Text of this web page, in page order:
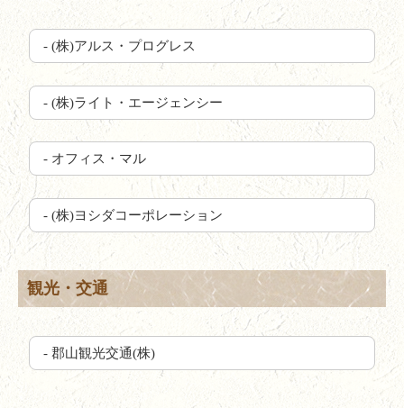
- (株)アルス・プログレス
- (株)ライト・エージェンシー
- オフィス・マル
- (株)ヨシダコーポレーション
観光・交通
- 郡山観光交通(株)